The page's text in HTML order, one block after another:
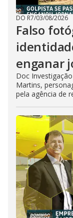
DO R7/03/08/2026
Falso
enganar
Doc
Martins,
pela agência de